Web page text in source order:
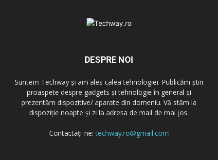
DESPRE NOI
Suntem Techway și am ales calea tehnologiei. Publicăm știri
proaspete despre gadgets și tehnologie în general și
prezentăm dispozitive/ aparate din domeniu. Vă stăm la
dispoziție noapte și zi la adresa de mail de mai jos.
Contactați-ne:techway.ro@gmail.com